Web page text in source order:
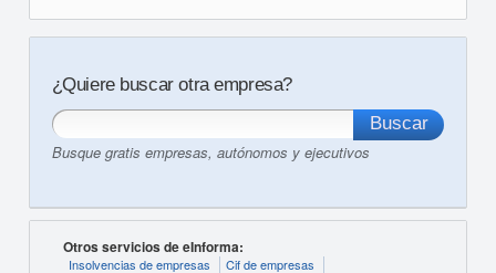
¿Quiere buscar otra empresa?
Busque gratis empresas, autónomos y ejecutivos
Otros servicios de eInforma:
Insolvencias de empresas
Cif de empresas